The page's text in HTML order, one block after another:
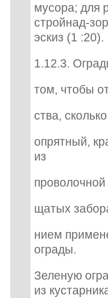
мусора; для
стройнад-
эскиз (1 :20).
1.12.3.
том, чтобы
ства,
опрятный,
из
щатых
нием
ограды.
Зеленую
из